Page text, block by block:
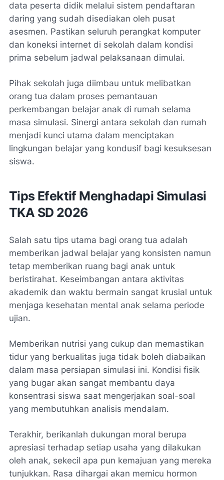
data peserta didik melalui sistem pendaftaran
daring yang sudah disediakan oleh pusat
asesmen. Pastikan seluruh perangkat komputer
dan koneksi internet di sekolah dalam kondisi
prima sebelum jadwal pelaksanaan dimulai.
Pihak sekolah juga diimbau untuk melibatkan
orang tua dalam proses pemantauan
perkembangan belajar anak di rumah selama
masa simulasi. Sinergi antara sekolah dan rumah
menjadi kunci utama dalam menciptakan
lingkungan belajar yang kondusif bagi kesuksesan
siswa.
Tips Efektif Menghadapi Simulasi
TKA SD 2026
Salah satu tips utama bagi orang tua adalah
memberikan jadwal belajar yang konsisten namun
tetap memberikan ruang bagi anak untuk
beristirahat. Keseimbangan antara aktivitas
akademik dan waktu bermain sangat krusial untuk
menjaga kesehatan mental anak selama periode
ujian.
Memberikan nutrisi yang cukup dan memastikan
tidur yang berkualitas juga tidak boleh diabaikan
dalam masa persiapan simulasi ini. Kondisi fisik
yang bugar akan sangat membantu daya
konsentrasi siswa saat mengerjakan soal-soal
yang membutuhkan analisis mendalam.
Terakhir, berikanlah dukungan moral berupa
apresiasi terhadap setiap usaha yang dilakukan
oleh anak, sekecil apa pun kemajuan yang mereka
tunjukkan. Rasa dihargai akan memicu hormon